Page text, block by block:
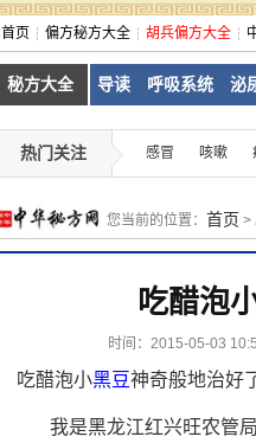
首页 偏方秘方大全 胡兵偏方大全
秘方大全 导读 呼吸系统 泌
热门关注 感冒 咳嗽
您当前的位置： 首页 >
吃醋泡
时间：2015-05-03
吃醋泡小黑豆神奇般地治好
我是黑龙江红兴旺农管局